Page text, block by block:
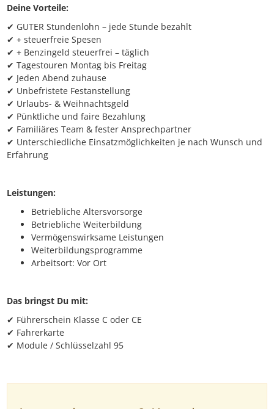
Deine Vorteile:
✔ GUTER Stundenlohn – jede Stunde bezahlt
✔ + steuerfreie Spesen
✔ + Benzingeld steuerfrei – täglich
✔ Tagestouren Montag bis Freitag
✔ Jeden Abend zuhause
✔ Unbefristete Festanstellung
✔ Urlaubs- & Weihnachtsgeld
✔ Pünktliche und faire Bezahlung
✔ Familiäres Team & fester Ansprechpartner
✔ Unterschiedliche Einsatzmöglichkeiten je nach Wunsch und
Erfahrung
Leistungen:
Betriebliche Altersvorsorge
Betriebliche Weiterbildung
Vermögenswirksame Leistungen
Weiterbildungsprogramme
Arbeitsort: Vor Ort
Das bringst Du mit:
✔ Führerschein Klasse C oder CE
✔ Fahrerkarte
✔ Module / Schlüsselzahl 95